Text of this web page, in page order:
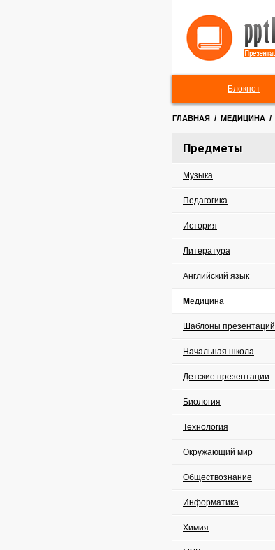
Блокнот
ГЛАВНАЯ / МЕДИЦИНА /
Предметы
Музыка
Педагогика
История
Литература
Английский язык
Медицина
Шаблоны презентаций
Начальная школа
Детские презентации
Биология
Технология
Окружающий мир
Обществознание
Информатика
Химия